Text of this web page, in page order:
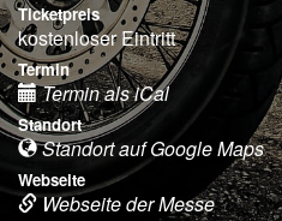
Ticketpreis
kostenloser Eintritt
Termin
Termin als iCal
Standort
Standort auf Google Maps
Webseite
Webseite der Messe